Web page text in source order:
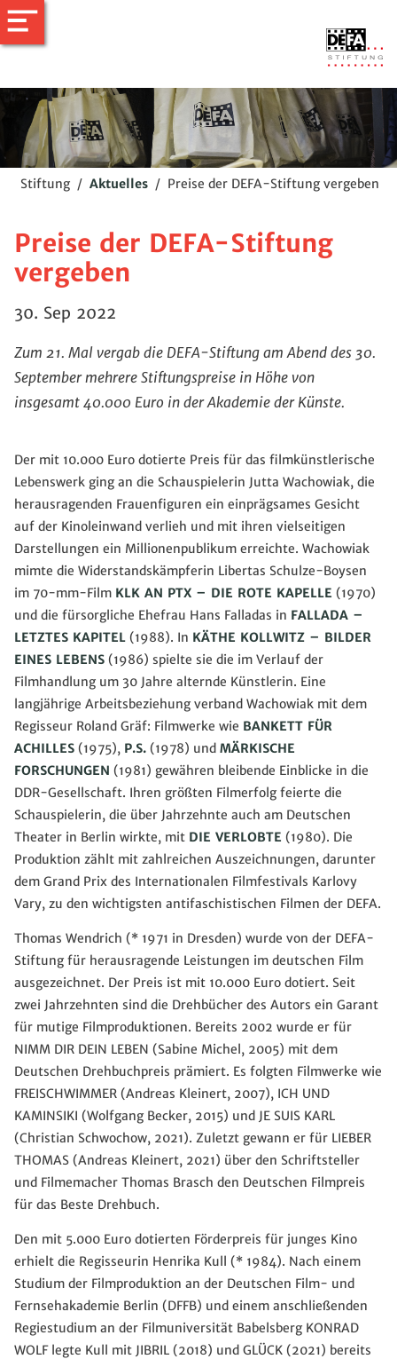
Stiftung / Aktuelles / Preise der DEFA-Stiftung vergeben
Preise der DEFA-Stiftung
vergeben
30. Sep 2022
Zum 21. Mal vergab die DEFA-Stiftung am Abend des 30.
September mehrere Stiftungspreise in Höhe von
insgesamt 40.000 Euro in der Akademie der Künste.
Der mit 10.000 Euro dotierte Preis für das filmkünstlerische
Lebenswerk ging an die Schauspielerin Jutta Wachowiak, die
herausragenden Frauenfiguren ein einprägsames Gesicht
auf der Kinoleinwand verlieh und mit ihren vielseitigen
Darstellungen ein Millionenpublikum erreichte. Wachowiak
mimte die Widerstandskämpferin Libertas Schulze-Boysen
im 70-mm-Film KLK AN PTX – DIE ROTE KAPELLE (1970)
und die fürsorgliche Ehefrau Hans Falladas in FALLADA –
LETZTES KAPITEL (1988). In KÄTHE KOLLWITZ – BILDER
EINES LEBENS (1986) spielte sie die im Verlauf der
Filmhandlung um 30 Jahre alternde Künstlerin. Eine
langjährige Arbeitsbeziehung verband Wachowiak mit dem
Regisseur Roland Gräf: Filmwerke wie BANKETT FÜR
ACHILLES (1975), P.S. (1978) und MÄRKISCHE
FORSCHUNGEN (1981) gewähren bleibende Einblicke in die
DDR-Gesellschaft. Ihren größten Filmerfolg feierte die
Schauspielerin, die über Jahrzehnte auch am Deutschen
Theater in Berlin wirkte, mit DIE VERLOBTE (1980). Die
Produktion zählt mit zahlreichen Auszeichnungen, darunter
dem Grand Prix des Internationalen Filmfestivals Karlovy
Vary, zu den wichtigsten antifaschistischen Filmen der DEFA.
Thomas Wendrich (* 1971 in Dresden) wurde von der DEFA-
Stiftung für herausragende Leistungen im deutschen Film
ausgezeichnet. Der Preis ist mit 10.000 Euro dotiert. Seit
zwei Jahrzehnten sind die Drehbücher des Autors ein Garant
für mutige Filmproduktionen. Bereits 2002 wurde er für
NIMM DIR DEIN LEBEN (Sabine Michel, 2005) mit dem
Deutschen Drehbuchpreis prämiert. Es folgten Filmwerke wie
FREISCHWIMMER (Andreas Kleinert, 2007), ICH UND
KAMINSIKI (Wolfgang Becker, 2015) und JE SUIS KARL
(Christian Schwochow, 2021). Zuletzt gewann er für LIEBER
THOMAS (Andreas Kleinert, 2021) über den Schriftsteller
und Filmemacher Thomas Brasch den Deutschen Filmpreis
für das Beste Drehbuch.
Den mit 5.000 Euro dotierten Förderpreis für junges Kino
erhielt die Regisseurin Henrika Kull (* 1984). Nach einem
Studium der Filmproduktion an der Deutschen Film- und
Fernsehakademie Berlin (DFFB) und einem anschließenden
Regiestudium an der Filmuniversität Babelsberg KONRAD
WOLF legte Kull mit JIBRIL (2018) und GLÜCK (2021) bereits